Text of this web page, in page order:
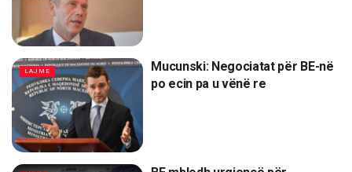
LAJME
Mucunski: Negociatat për BE-në
po ecin pa u vënë re